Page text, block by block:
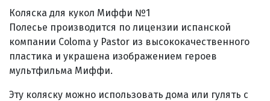
Оплата по счету для юридических лиц
Коляска для кукол Миффи №1
Полесье производится по лицензии испанской
компании Coloma y Pastor из высококачественного
пластика и украшена изображением героев
мультфильма Миффи.
Эту коляску можно использовать дома или гулять с